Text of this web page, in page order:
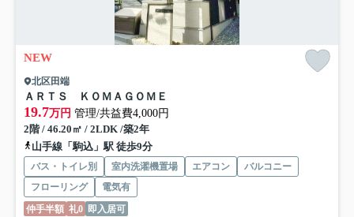
NEW
北区田端
ＡＲＴＳ ＫＯＭＡＧＯＭＥ
19.7万円 管理/共益費4,000円
2階 / 46.20㎡ / 2LDK /築2年
山手線「駒込」駅 徒歩9分
バス・トイレ別 室内洗濯機置場 エアコン
バルコニー
フローリング
電気有
仲手半額 礼0 即入居可